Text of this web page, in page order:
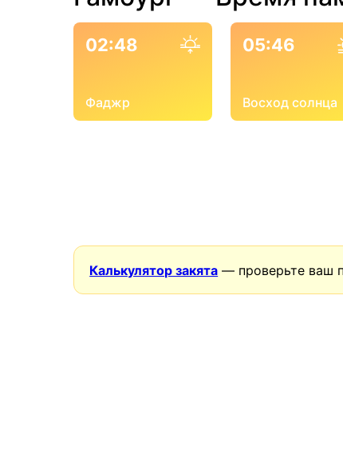
02:48
Фаджр
05:46
Восход солнца
Калькулятор закята — проверьте ваш